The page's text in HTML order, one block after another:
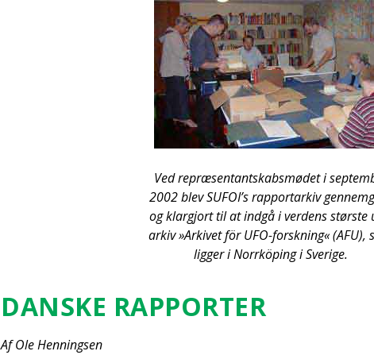
Ved repræ­sen­tant­skabs­mø­det i
2002 blev SUFOI’s rap­portar­kiv
og klar­gjort til at ind­gå i ver­dens stør­ste
arkiv »Arki­vet för UFO-forsk­ning« (AFU),
lig­ger i Nor­rköping i Sve­ri­ge.
DAN­SKE RAP­POR­TER
Af Ole Hen­nings­en